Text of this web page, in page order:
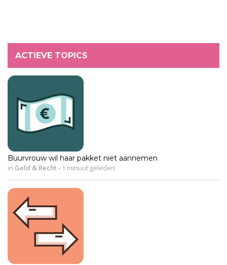
ACTIEVE TOPICS
Buurvrouw wil haar pakket niet aannemen
in Geld & Recht- 1 minuut geleden